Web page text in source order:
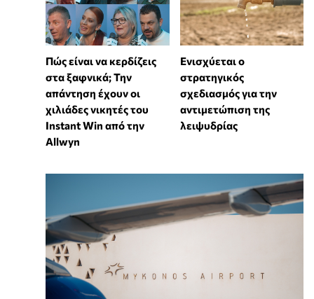
Πώς είναι να κερδίζεις
στα ξαφνικά; Την
απάντηση έχουν οι
χιλιάδες νικητές του
Instant Win από την
Allwyn
Ενισχύεται ο
στρατηγικός
σχεδιασμός για την
αντιμετώπιση της
λειψυδρίας